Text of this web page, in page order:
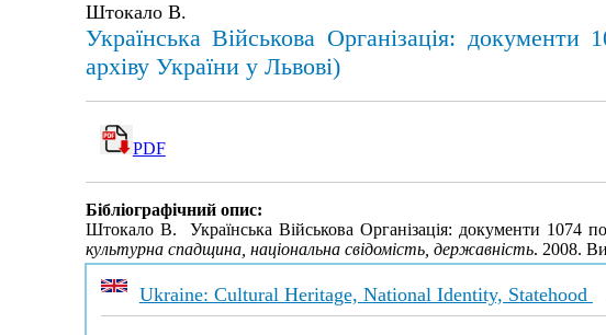
Штокало В.
Українська Військова Організація:
архіву України у Львові)
PDF
Бібліографічний опис:
Штокало В. Українська Військова Організація: документи 1074
культурна спадщина, національна свідомість, державність. 2008.
Ukraine: Cultural Heritage, National Identity, Statehood